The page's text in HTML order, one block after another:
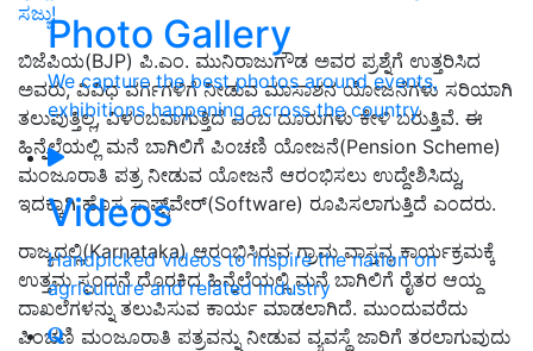
Photo Gallery
We capture the best photos around events,
exhibitions happening across the country
Videos
Handpicked videos to inspire the nation on
agriculture and related industry
ಸಜ್ಜು!
ಬಿಜೆಪಿಯ(BJP) ಪಿ.ಎಂ. ಮುನಿರಾಜುಗೌಡ ಅವರ ಪ್ರಶ್ನೆಗೆ ಉತ್ತರಿಸಿದ
ಅವರು, ವಿವಿಧ ವರ್ಗಗಳಿಗೆ ನೀಡುವ ಮಾಸಾಶನ ಯೋಜನೆಗಳು ಸರಿಯಾಗಿ
ತಲುಪುತ್ತಿಲ್ಲ, ವಿಳಂಬವಾಗುತ್ತಿದೆ ಎಂಬ ದೂರುಗಳು ಕೇಳಿ ಬರುತ್ತಿವೆ. ಈ
ಹಿನ್ನೆಲೆಯಲ್ಲಿ ಮನೆ ಬಾಗಿಲಿಗೆ ಪಿಂಚಣಿ ಯೋಜನೆ(Pension Scheme)
ಮಂಜೂರಾತಿ ಪತ್ರ ನೀಡುವ ಯೋಜನೆ ಆರಂಭಿಸಲು ಉದ್ದೇಶಿಸಿದ್ದು,
ಇದಕ್ಕಾಗಿ ಹೊಸ ಸಾಫ್ಟ್‌ವೇರ್‌(Software) ರೂಪಿಸಲಾಗುತ್ತಿದೆ ಎಂದರು.
ರಾಜ್ಯದಲ್ಲಿ(Karnataka) ಆರಂಭಿಸಿರುವ ಗ್ರಾಮ ವಾಸ್ತವ್ಯ ಕಾರ್ಯಕ್ರಮಕ್ಕೆ
ಉತ್ತಮ ಸ್ಪಂದನೆ ದೊರಕಿದ ಹಿನ್ನೆಲೆಯಲ್ಲಿ ಮನೆ ಬಾಗಿಲಿಗೆ ರೈತರ ಆಯ್ದ
ದಾಖಲೆಗಳನ್ನು ತಲುಪಿಸುವ ಕಾರ್ಯ ಮಾಡಲಾಗಿದೆ. ಮುಂದುವರೆದು
ಪಿಂಚಣಿ ಮಂಜೂರಾತಿ ಪತ್ರವನ್ನು ನೀಡುವ ವ್ಯವಸ್ಥೆ ಜಾರಿಗೆ ತರಲಾಗುವುದು